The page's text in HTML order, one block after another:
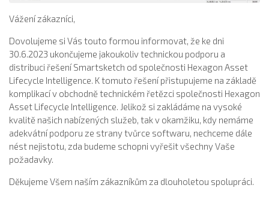
Vážení zákazníci,
Dovolujeme si Vás touto formou informovat, že ke dni
30.6.2023 ukončujeme jakoukoliv technickou podporu a
distribuci řešení Smartsketch od společnosti Hexagon Asset
Lifecycle Intelligence. K tomuto řešení přistupujeme na základě
komplikací v obchodně technickém řetězci společnosti Hexagon
Asset Lifecycle Intelligence. Jelikož si zakládáme na vysoké
kvalitě našich nabízených služeb, tak v okamžiku, kdy nemáme
adekvátní podporu ze strany tvůrce softwaru, nechceme dále
nést nejistotu, zda budeme schopni vyřešit všechny Vaše
požadavky.
Děkujeme Všem naším zákazníkům za dlouholetou spolupráci.